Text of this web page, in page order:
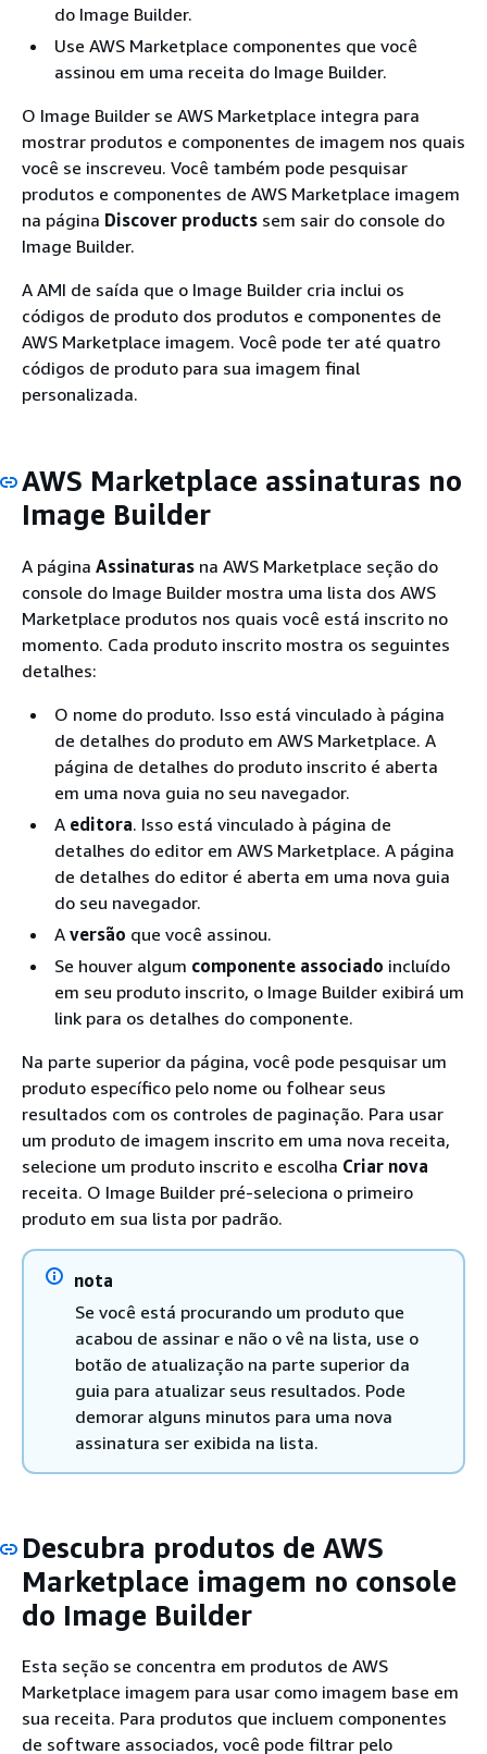
do Image Builder.
Use AWS Marketplace componentes que você
assinou em uma receita do Image Builder.
O Image Builder se AWS Marketplace integra para
mostrar produtos e componentes de imagem nos quais
você se inscreveu. Você também pode pesquisar
produtos e componentes de AWS Marketplace imagem
na página Discover products sem sair do console do
Image Builder.
A AMI de saída que o Image Builder cria inclui os
códigos de produto dos produtos e componentes de
AWS Marketplace imagem. Você pode ter até quatro
códigos de produto para sua imagem final
personalizada.
AWS Marketplace assinaturas no
Image Builder
A página Assinaturas na AWS Marketplace seção do
console do Image Builder mostra uma lista dos AWS
Marketplace produtos nos quais você está inscrito no
momento. Cada produto inscrito mostra os seguintes
detalhes:
O nome do produto. Isso está vinculado à página
de detalhes do produto em AWS Marketplace. A
página de detalhes do produto inscrito é aberta
em uma nova guia no seu navegador.
A editora. Isso está vinculado à página de
detalhes do editor em AWS Marketplace. A página
de detalhes do editor é aberta em uma nova guia
do seu navegador.
A versão que você assinou.
Se houver algum componente associado incluído
em seu produto inscrito, o Image Builder exibirá um
link para os detalhes do componente.
Na parte superior da página, você pode pesquisar um
produto específico pelo nome ou folhear seus
resultados com os controles de paginação. Para usar
um produto de imagem inscrito em uma nova receita,
selecione um produto inscrito e escolha Criar nova
receita. O Image Builder pré-seleciona o primeiro
produto em sua lista por padrão.
nota
Se você está procurando um produto que
acabou de assinar e não o vê na lista, use o
botão de atualização na parte superior da
guia para atualizar seus resultados. Pode
demorar alguns minutos para uma nova
assinatura ser exibida na lista.
Descubra produtos de AWS
Marketplace imagem no console
do Image Builder
Esta seção se concentra em produtos de AWS
Marketplace imagem para usar como imagem base em
sua receita. Para produtos que incluem componentes
de software associados, você pode filtrar pelo